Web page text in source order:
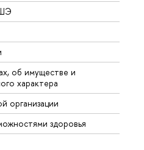
об имуществе и
характера
организации
здоровья